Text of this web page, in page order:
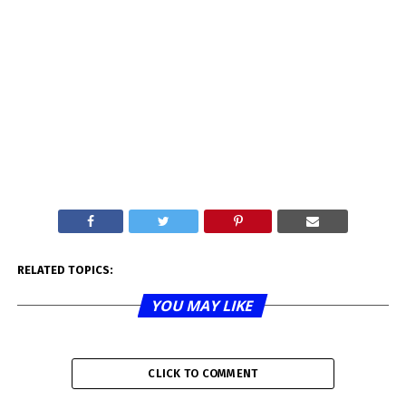
RELATED TOPICS:
YOU MAY LIKE
CLICK TO COMMENT